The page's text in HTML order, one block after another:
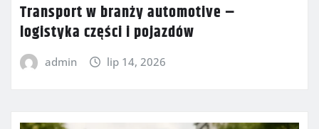
Transport w branży automotive –
logistyka części i pojazdów
admin lip 14, 2026